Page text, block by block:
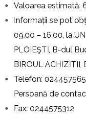
Valoarea estimată:
Informații se pot
09.00 – 16.00, la
PLOIEŞTI, B-dul
BIROUL ACHIZITII,
Telefon:
Persoană de
Fax: 0244575312